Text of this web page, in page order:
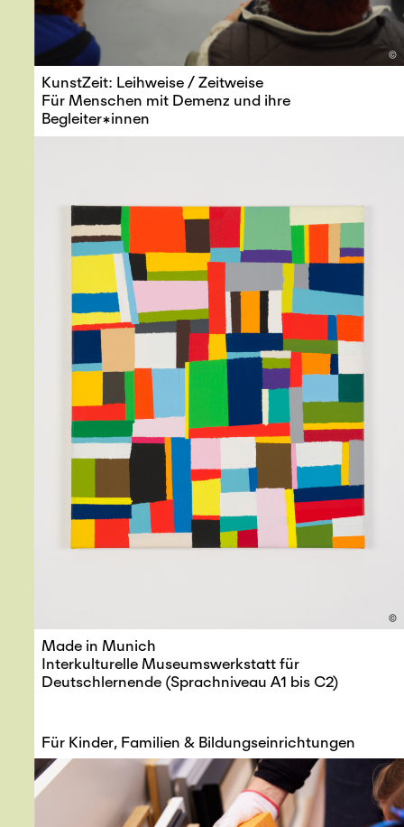
©
KunstZeit: Leihweise / Zeitweise
Für Menschen mit Demenz und ihre
Begleiter*innen
©
Made in Munich
Interkulturelle Museumswerkstatt für
Deutschlernende (Sprachniveau A1 bis C2)
Für Kinder, Familien & Bildungseinrichtungen